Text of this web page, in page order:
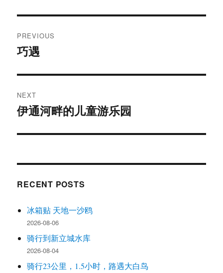
navigation
PREVIOUS
Previous
巧遇
NEXT
Next
伊通河畔的儿童游乐园
RECENT POSTS
冰箱贴 天地一沙鸥
2026-08-06
骑行到新立城水库
2026-08-04
骑行23公里，1.5小时，路遇大白鸟